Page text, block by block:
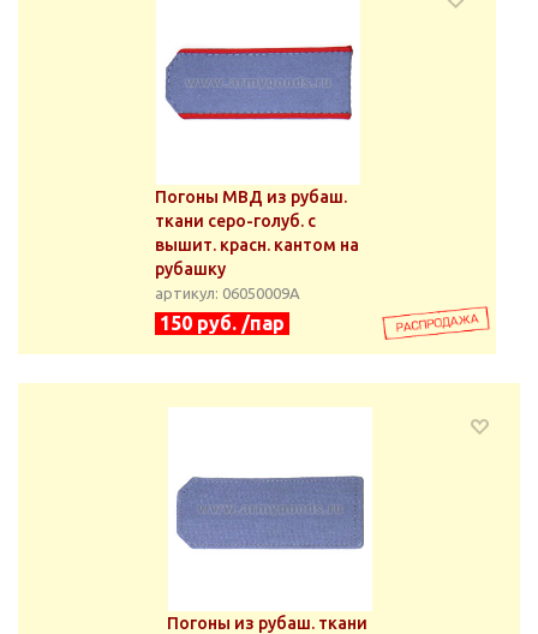
Погоны МВД из рубаш.
ткани серо-голуб. с
вышит. красн. кантом на
рубашку
артикул: 06050009А
150 руб. /пар
Погоны из рубаш. ткани